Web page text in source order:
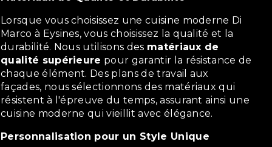
Lorsque vous choisissez une cuisine moderne Di
Marco à Eysines, vous choisissez la qualité et la
durabilité. Nous utilisons des matériaux de
qualité supérieure pour garantir la résistance de
chaque élément. Des plans de travail aux
façades, nous sélectionnons des matériaux qui
résistent à l'épreuve du temps, assurant ainsi une
cuisine moderne qui vieillit avec élégance.
Personnalisation pour un Style Unique